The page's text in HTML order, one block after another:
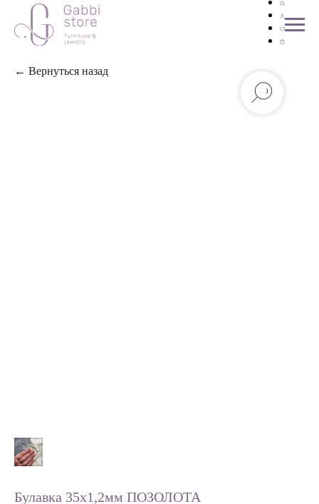
← Вернуться назад
Булавка 35х1,2мм ПОЗОЛОТА